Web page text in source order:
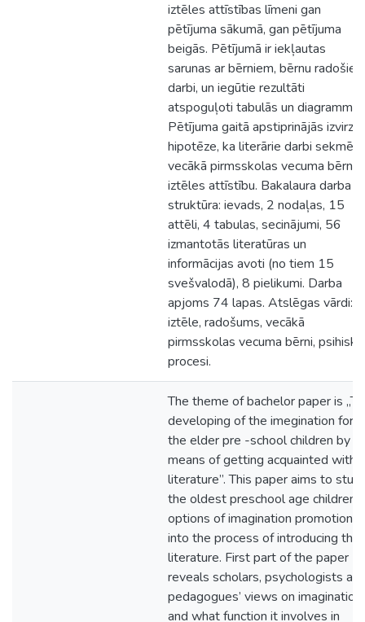
iztēles attīstības līmeni gan
pētījuma sākumā, gan pētījuma
beigās. Pētījumā ir iekļautas
sarunas ar bērniem, bērnu radošie
darbi, un iegūtie rezultāti
atspoguļoti tabulās un
Pētījuma gaitā apstiprinājās
hipotēze, ka literārie darbi sekmē
vecākā pirmsskolas vecuma bērnu
iztēles attīstību. Bakalaura darba
struktūra: ievads, 2 nodaļas, 15
attēli, 4 tabulas, secinājumi, 56
izmantotās literatūras un
informācijas avoti (no tiem 15
svešvalodā), 8 pielikumi. Darba
apjoms 74 lapas. Atslēgas vārdi:
iztēle, radošums, vecākā
pirmsskolas vecuma bērni,
procesi.
The theme of bachelor paper is
developing of the imegination for
the elder pre -school children by
means of getting acquainted with
literature”. This paper aims to
the oldest preschool age children’s
options of imagination promotion
into the process of introducing the
literature. First part of the paper
reveals scholars, psychologists
pedagogues’ views on imagination
and what function it involves in